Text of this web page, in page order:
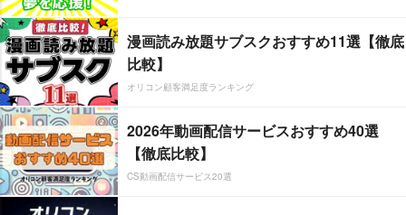
漫画読み放題サブスクおすすめ11選【徹底
比較】
オリコン顧客満足度ランキング
2026年動画配信サービスおすすめ40選
【徹底比較】
CS動画配信サービス20選